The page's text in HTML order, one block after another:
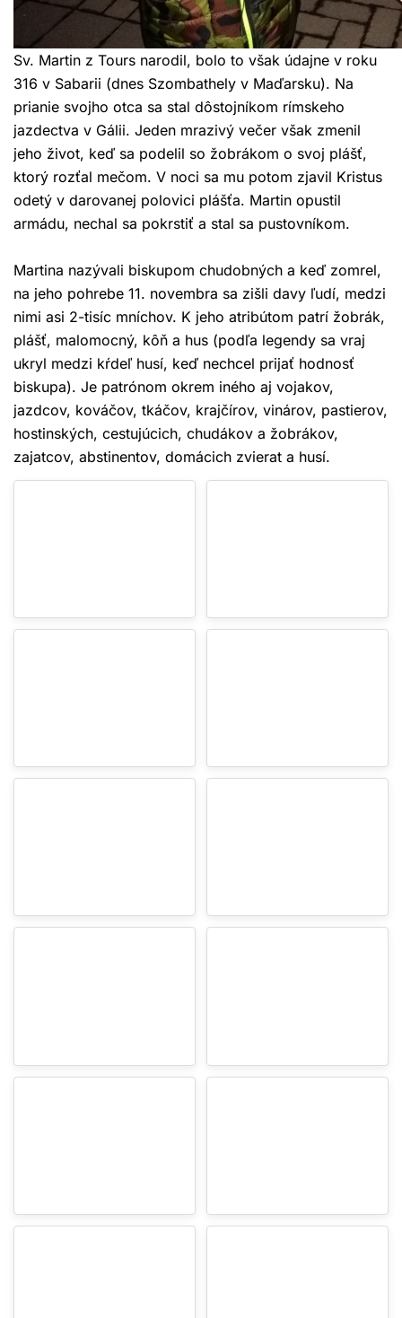
Sv. Martin z Tours narodil, bolo to však údajne v roku
316 v Sabarii (dnes Szombathely v Maďarsku). Na
prianie svojho otca sa stal dôstojníkom rímskeho
jazdectva v Gálii. Jeden mrazivý večer však zmenil
jeho život, keď sa podelil so žobrákom o svoj plášť,
ktorý rozťal mečom. V noci sa mu potom zjavil Kristus
odetý v darovanej polovici plášťa. Martin opustil
armádu, nechal sa pokrstiť a stal sa pustovníkom.
Martina nazývali biskupom chudobných a keď zomrel,
na jeho pohrebe 11. novembra sa zišli davy ľudí, medzi
nimi asi 2-tisíc mníchov. K jeho atribútom patrí žobrák,
plášť, malomocný, kôň a hus (podľa legendy sa vraj
ukryl medzi kŕdeľ husí, keď nechcel prijať hodnosť
biskupa). Je patrónom okrem iného aj vojakov,
jazdcov, kováčov, tkáčov, krajčírov, vinárov, pastierov,
hostinských, cestujúcich, chudákov a žobrákov,
zajatcov, abstinentov, domácich zvierat a husí.